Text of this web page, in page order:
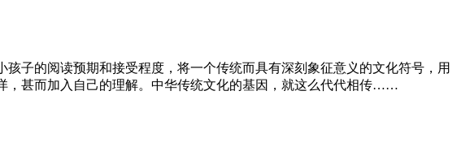
子的阅读预期和接受程度，将一个传统而具有深刻象征意义的文化符号，用
，甚而加入自己的理解。中华传统文化的基因，就这么代代相传……